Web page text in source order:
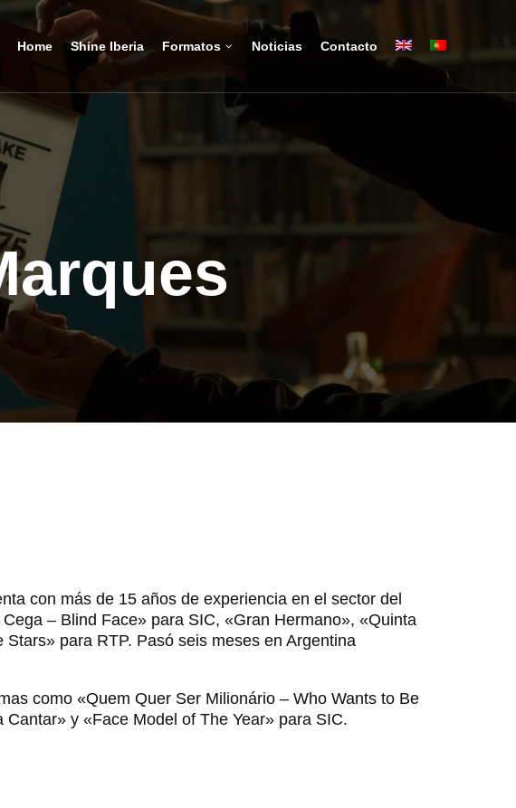
Home Shine Iberia Formatos Noticias Contacto
con más de 15 años de experiencia en el sector del
– Blind Face» para SIC, «Gran Hermano», «Quinta
para RTP. Pasó seis meses en Argentina
como «Quem Quer Ser Milionário – Who Wants to Be
y «Face Model of The Year» para SIC.